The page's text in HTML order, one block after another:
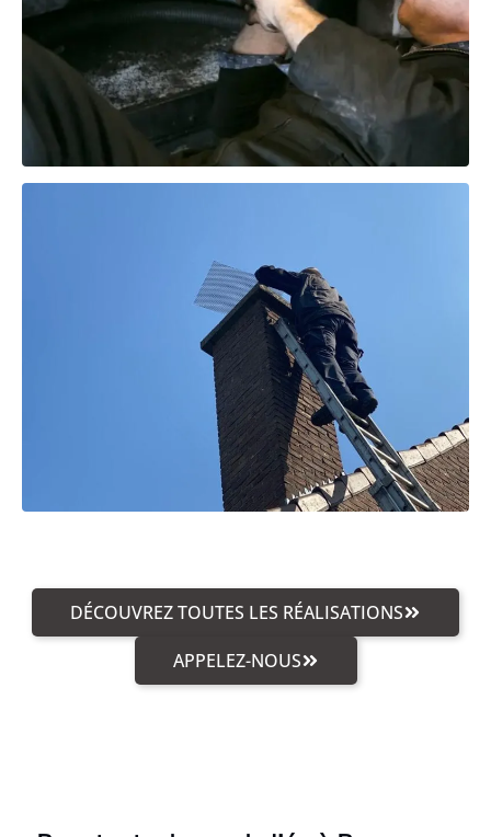
DÉCOUVREZ TOUTES LES RÉALISATIONS
APPELEZ-NOUS